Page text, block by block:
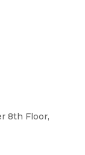
8th Floor,